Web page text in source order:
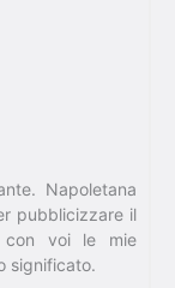
Napoletana
pubblicizzare il
con voi le mie
significato.